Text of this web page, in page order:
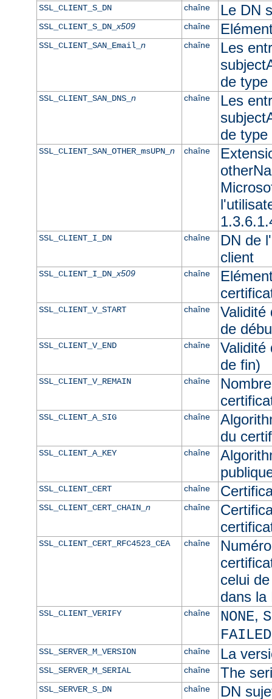
SSL_CLIENT_S_DN chaîne Le DN
SSL_CLIENT_S_DN_x509 chaîne
SSL_CLIENT_SAN_Email_ n chaîne
Les
de type
SSL_CLIENT_SAN_DNS_ n chaîne
Les
de type
SSL_CLIENT_SAN_OTHER_msUPN_ n chaîne
SSL_CLIENT_I_DN chaîne
DN de
client
SSL_CLIENT_I_DN_x509 chaîne
SSL_CLIENT_V_START chaîne
Validité
de
SSL_CLIENT_V_END chaîne
Validité
de fin)
SSL_CLIENT_V_REMAIN chaîne
SSL_CLIENT_A_SIG chaîne
du
SSL_CLIENT_A_KEY chaîne
SSL_CLIENT_CERT chaîne
SSL_CLIENT_CERT_CHAIN_ n chaîne
SSL_CLIENT_CERT_RFC4523_CEA chaîne
celui
dans la
SSL_CLIENT_VERIFY chaîne NONE,
SSL_SERVER_M_VERSION chaîne La
SSL_SERVER_M_SERIAL chaîne The
SSL_SERVER_S_DN chaîne DN